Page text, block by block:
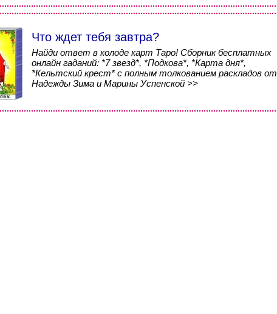
Что ждет тебя завтра?
Найди ответ в колоде карт Таро! Сборник бесплатных
онлайн гаданий: *7 звезд*, *Подкова*, *Карта дня*,
*Кельтский крест* с полным толкованием раскладов от
Надежды Зима и Марины Успенской >>